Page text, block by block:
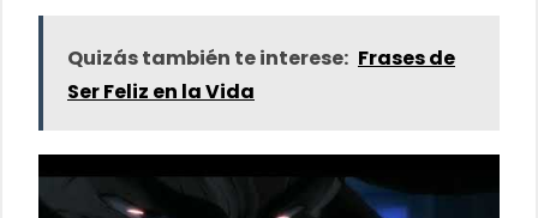
Quizás también te interese: Frases de
Ser Feliz en la Vida